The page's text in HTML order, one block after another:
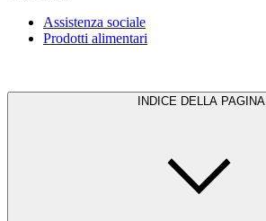
Assistenza sociale
Prodotti alimentari
INDICE DELLA PAGINA